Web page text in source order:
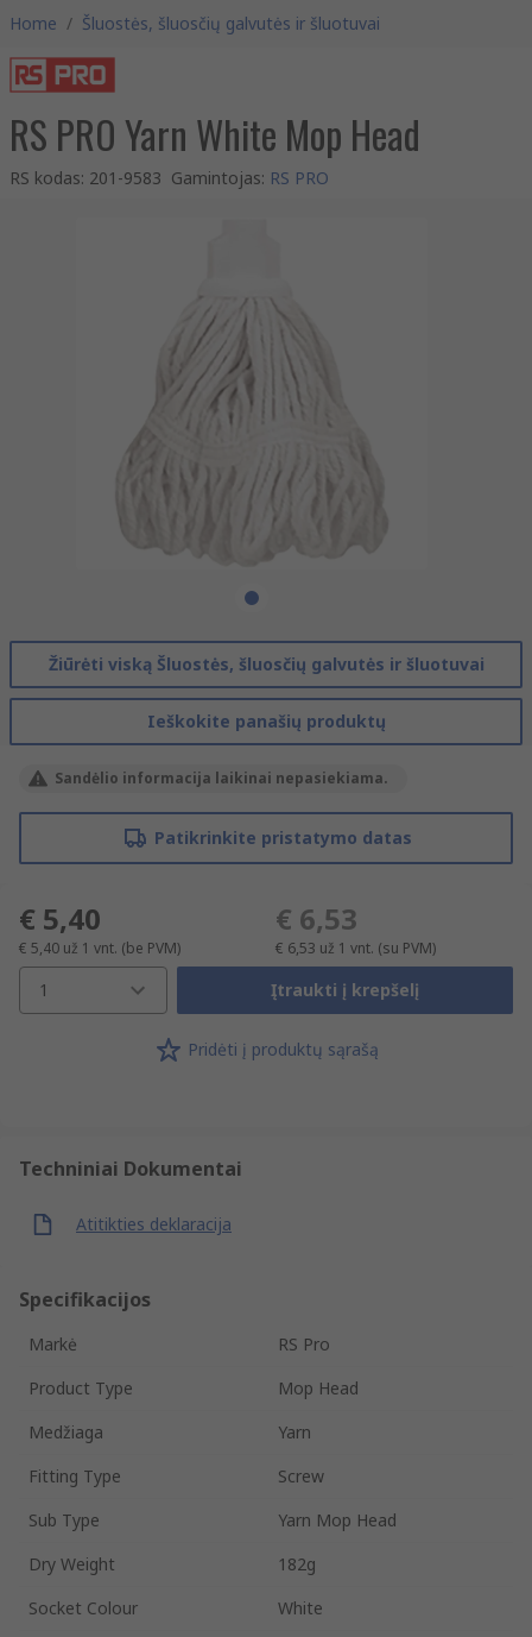
Home / Šluostės, šluosčių galvutės ir šluotuvai
RS PRO Yarn White Mop Head
RS kodas: 201-9583 Gamintojas: RS PRO
Žiūrėti viską Šluostės, šluosčių galvutės ir šluotuvai
Ieškokite panašių produktų
Sandėlio informacija laikinai nepasiekiama.
Patikrinkite pristatymo datas
€ 5,40
€ 5,40 už 1 vnt. (be PVM)
€ 6,53
€ 6,53 už 1 vnt. (su PVM)
1 Įtraukti į krepšelį
Pridėti į produktų sąrašą
Techniniai Dokumentai
Atitikties deklaracija
Specifikacijos
Markė
RS Pro
Product Type
Mop Head
Medžiaga
Yarn
Fitting Type
Screw
Sub Type
Yarn Mop Head
Dry Weight
182g
Socket Colour
White